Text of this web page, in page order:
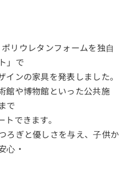
ポリウレタンフォームを独⾃
」で
ンの家具を発表しました。
館や博物館といった公共施
で
できます。
ろぎと優しさを与え、⼦供か
⼼・